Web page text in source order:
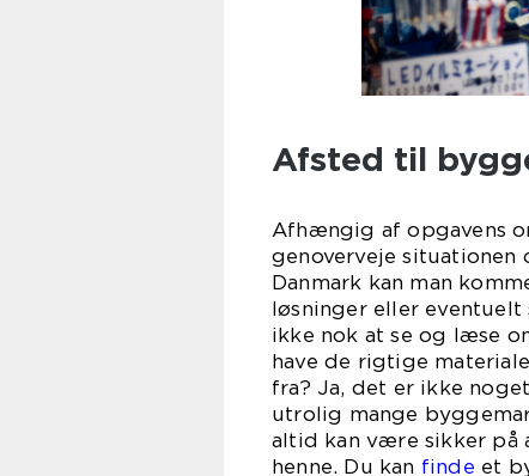
Afsted til
Afhængig af opgavens
genoverveje situationen
Danmark kan man
løsninger eller eventuelt
ikke nok at se og læse
have de rigtige
fra? Ja, det er ikke
utrolig mange
altid kan være sikker på
henne. Du kan finde et